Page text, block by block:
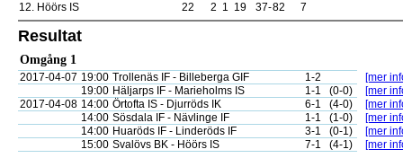
12. Höörs IS 22 2 1 19 37-82 7
Resultat
Omgång 1
2017-04-07 19:00 Trollenäs IF - Billeberga GIF 1-2
[mer
19:00 Häljarps IF - Marieholms IS 1-1 (0-0)
[mer
2017-04-08 14:00 Örtofta IS - Djurröds IK 6-1 (4-0)
[mer
14:00 Sösdala IF - Nävlinge IF 1-1 (1-0)
[mer
14:00 Huaröds IF - Linderöds IF 3-1 (0-1)
[mer
15:00 Svalövs BK - Höörs IS 7-1 (4-1) [mer